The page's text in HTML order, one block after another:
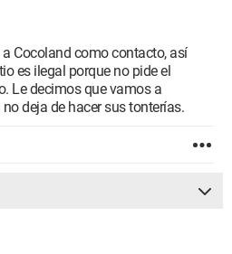
Cocoland como contacto, así
es ilegal porque no pide el
Le decimos que vamos a
deja de hacer sus tonterías.